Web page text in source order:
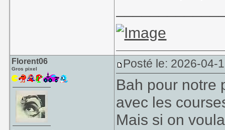
Florent06
Gros pixel Posté le: 2026-04-
Bah pour notre
avec les
Mais si on